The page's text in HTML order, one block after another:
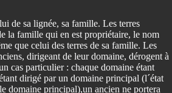
de sa lignée, sa famille. Les terres
la famille qui en est propriétaire, le nom
que celui des terres de sa famille. Les
dirigeant de leur domaine, dérogent à
cas particulier : chaque domaine étant
dirigé par un domaine principal (l´état
domaine principal),un ancien ne portera